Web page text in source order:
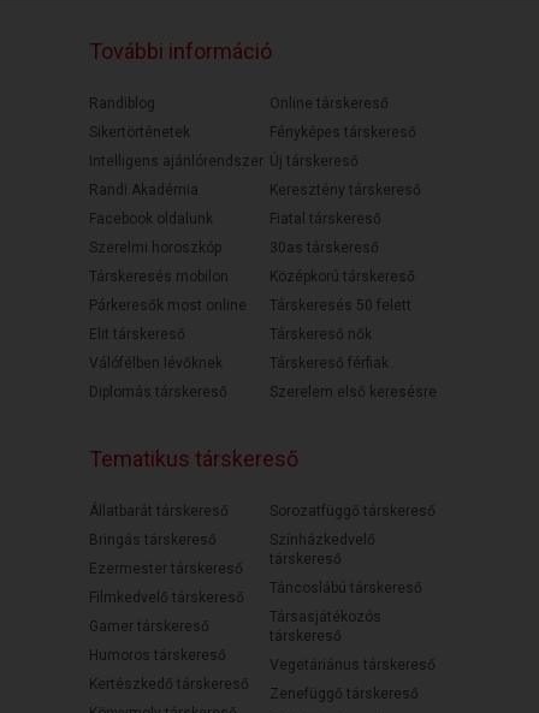
További információ
Randiblog
Sikertörténetek
Intelligens ajánlórendszer
Randi Akadémia
Facebook oldalunk
Szerelmi horoszkóp
Társkeresés mobilon
Párkeresők most online
Elit társkereső
Válófélben lévőknek
Diplomás társkereső
Online társkereső
Fényképes társkereső
Új társkereső
Keresztény társkereső
Fiatal társkereső
30as társkereső
Középkorú társkereső
Társkeresés 50 felett
Társkereső nők
Társkereső férfiak
Szerelem első keresésre
Tematikus társkereső
Állatbarát társkereső
Bringás társkereső
Ezermester társkereső
Filmkedvelő társkereső
Gamer társkereső
Humoros társkereső
Kertészkedő társkereső
Sorozatfüggő társkereső
Színházkedvelő
társkereső
Táncoslábú társkereső
Társasjátékozós
társkereső
Vegetáriánus társkereső
Zenefüggő társkereső